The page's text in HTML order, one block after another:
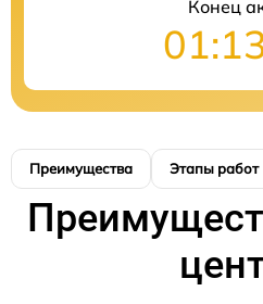
Конец
Преимущества Этапы работ